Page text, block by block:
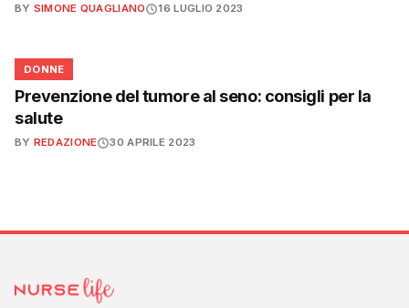
BY SIMONE QUAGLIANO 16 LUGLIO 2023
🌸
DONNE
Prevenzione del tumore al seno: consigli per la
salute
BY REDAZIONE 30 APRILE 2023